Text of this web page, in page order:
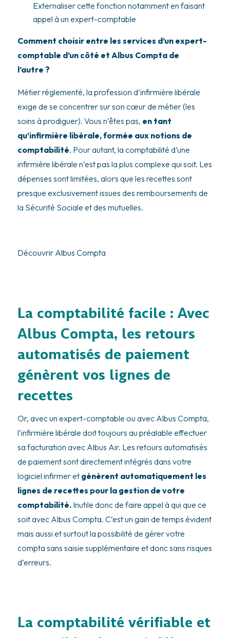
Externaliser cette fonction notamment en faisant
appel à un expert-comptable
Comment choisir entre les services d’un expert-
comptable d’un côté et Albus Compta de
l’autre ?
Métier réglementé, la profession d’infirmière libérale
exige de se concentrer sur son cœur de métier (les
soins à prodiguer). Vous n’êtes pas, en tant
qu’infirmière libérale, formée aux notions de
comptabilité. Pour autant, la comptabilité d’une
infirmière libérale n’est pas la plus complexe qui soit. Les
dépenses sont limitées, alors que les recettes sont
presque exclusivement issues des remboursements de
la Sécurité Sociale et des mutuelles.
Découvrir Albus Compta
La comptabilité facile : Avec
Albus Compta, les retours
automatisés de paiement
génèrent vos lignes de
recettes
Or, avec un expert-comptable ou avec Albus Compta,
l’infirmière libérale doit toujours au préalable effectuer
sa facturation avec Albus Air. Les retours automatisés
de paiement sont directement intégrés dans votre
logiciel infirmer et génèrent automatiquement les
lignes de recettes pour la gestion de votre
comptabilité.Inutile donc de faire appel à qui que ce
soit avec Albus Compta. C’est un gain de temps évident
mais aussi et surtout la possibilité de gérer votre
compta sans saisie supplémentaire et donc sans risques
d’erreurs.
La comptabilité vérifiable et